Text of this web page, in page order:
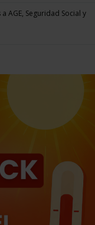
AGE, Seguridad Social y